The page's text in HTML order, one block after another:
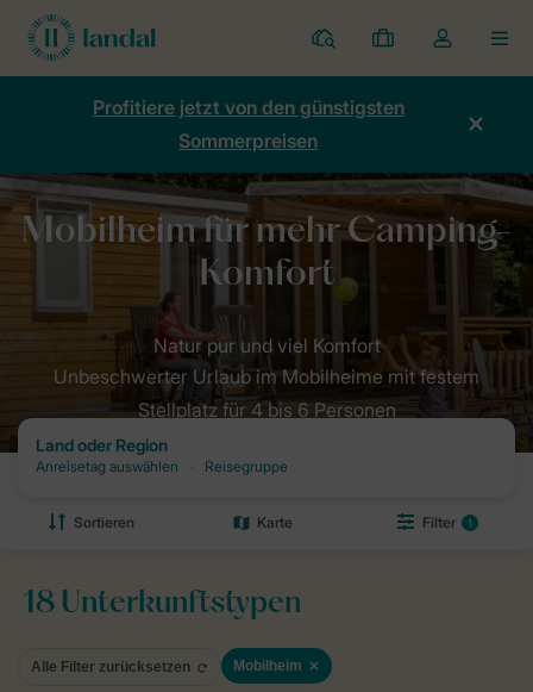
Ferienparks
Meine
Buchungen
Dropdown-
Menü
Kontos
Profitiere jetzt von den günstigsten
Sommerpreisen
Unbeschwerter Urlaub im Mobilheime mit festem
Stellplatz für 4 bis 6 Personen